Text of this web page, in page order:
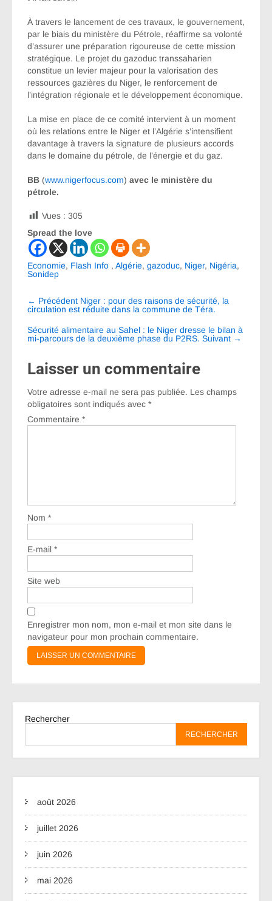
À travers le lancement de ces travaux, le gouvernement,
par le biais du ministère du Pétrole, réaffirme sa volonté
d’assurer une préparation rigoureuse de cette mission
stratégique. Le projet du gazoduc transsaharien
constitue un levier majeur pour la valorisation des
ressources gazières du Niger, le renforcement de
l’intégration régionale et le développement économique.
La mise en place de ce comité intervient à un moment
où les relations entre le Niger et l’Algérie s’intensifient
davantage à travers la signature de plusieurs accords
dans le domaine du pétrole, de l’énergie et du gaz.
BB (www.nigerfocus.com) avec le ministère du
pétrole.
Vues : 305
Spread the love
Economie, Flash Info , Algérie, gazoduc, Niger, Nigéria,
Sonidep
Navigation
entre
les
articles
← Précédent Niger : pour des raisons de sécurité, la
circulation est réduite dans la commune de Téra.
Sécurité alimentaire au Sahel : le Niger dresse le bilan à
mi-parcours de la deuxième phase du P2RS. Suivant →
Laisser un commentaire
Votre adresse e-mail ne sera pas publiée. Les champs
obligatoires sont indiqués avec *
Commentaire *
Nom *
E-mail *
Site web
Enregistrer mon nom, mon e-mail et mon site dans le
navigateur pour mon prochain commentaire.
Rechercher
RECHERCHER
août 2026
juillet 2026
juin 2026
mai 2026